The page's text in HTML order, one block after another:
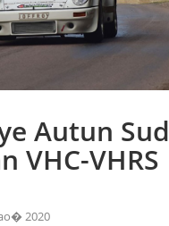
Autun Sud
VHC-VHRS
2020